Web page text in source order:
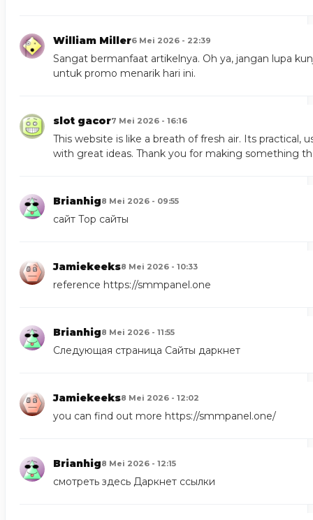
William Miller6 Mei 2026 - 22:39
Sangat bermanfaat artikelnya. Oh ya, jangan lupa
untuk promo menarik hari ini.
slot gacor7 Mei 2026 - 16:16
This website is like a breath of fresh air. Its practical,
with great ideas. Thank you for making something
Brianhig8 Mei 2026 - 09:55
сайт Тор сайты
Jamiekeeks8 Mei 2026 - 10:33
reference https://smmpanel.one
Brianhig8 Mei 2026 - 11:55
Следующая страница Сайты даркнет
Jamiekeeks8 Mei 2026 - 12:02
you can find out more https://smmpanel.one/
Brianhig8 Mei 2026 - 12:15
смотреть здесь Даркнет ссылки